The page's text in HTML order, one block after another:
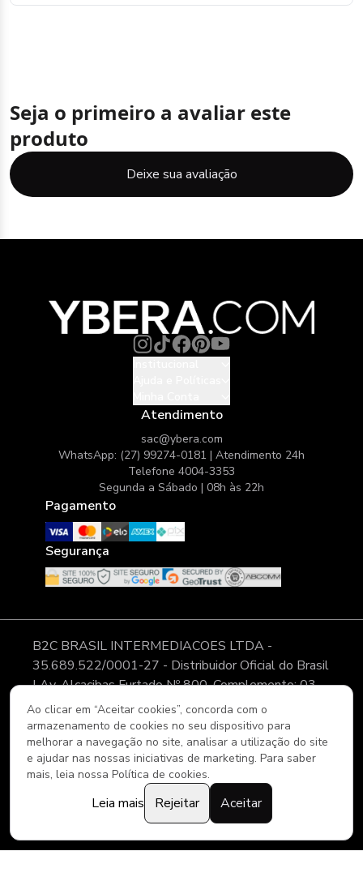
Seja o primeiro a avaliar este
produto
Deixe sua avaliação
Atendimento
sac@ybera.com
WhatsApp: (27) 99274-0181 | Atendimento 24h
Telefone 4004-3353
Segunda a Sábado | 08h às 22h
Pagamento
Segurança
B2C BRASIL INTERMEDIACOES LTDA -
35.689.522/0001-27 - Distribuidor Oficial do Brasil
| Av. Alcacibas Furtado Nº 800, Complemento: 03,
Modulo 11, Pátio 02, CLGV - Bairro: Canaã - Cidade:
Viana - ES - CEP: 29.135-008 As imagens, textos e
layout aqui veiculados são de propriedade da Loja. É
proibida a utilização total ou parcial sem nossa
autorização.
Ao clicar em “Aceitar cookies”, concorda com o
armazenamento de cookies no seu dispositivo para
melhorar a navegação no site, analisar a utilização do site
e ajudar nas nossas iniciativas de marketing. Para saber
mais, leia nossa Política de cookies.
Leia mais Rejeitar Aceitar